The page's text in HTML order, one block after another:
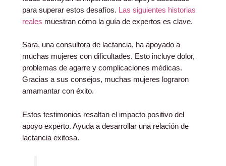
para superar estos desafíos. Las siguientes historias
reales muestran cómo la guía de expertos es clave.
Sara, una consultora de lactancia, ha apoyado a
muchas mujeres con dificultades. Esto incluye dolor,
problemas de agarre y complicaciones médicas.
Gracias a sus consejos, muchas mujeres lograron
amamantar con éxito.
Estos testimonios resaltan el impacto positivo del
apoyo experto. Ayuda a desarrollar una relación de
lactancia exitosa.